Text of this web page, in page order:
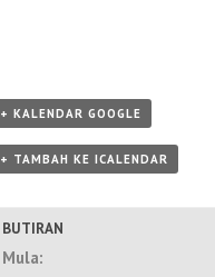
+ KALENDAR GOOGLE
+ TAMBAH KE ICALENDAR
BUTIRAN
Mula: